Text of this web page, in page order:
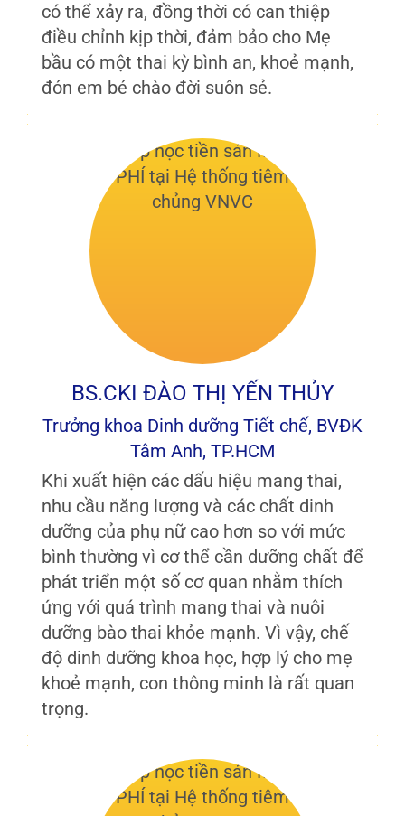
có thể xảy ra, đồng thời có can thiệp
điều chỉnh kịp thời, đảm bảo cho Mẹ
bầu có một thai kỳ bình an, khoẻ mạnh,
đón em bé chào đời suôn sẻ.
BS.CKI ĐÀO THỊ YẾN THỦY
Trưởng khoa Dinh dưỡng Tiết chế, BVĐK
Tâm Anh, TP.HCM
Khi xuất hiện các dấu hiệu mang thai,
nhu cầu năng lượng và các chất dinh
dưỡng của phụ nữ cao hơn so với mức
bình thường vì cơ thể cần dưỡng chất để
phát triển một số cơ quan nhằm thích
ứng với quá trình mang thai và nuôi
dưỡng bào thai khỏe mạnh. Vì vậy, chế
độ dinh dưỡng khoa học, hợp lý cho mẹ
khoẻ mạnh, con thông minh là rất quan
trọng.